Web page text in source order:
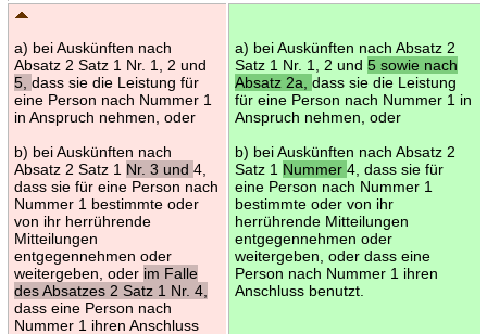
a) bei Auskünften nach
Absatz 2 Satz 1 Nr. 1, 2 und
5, dass sie die Leistung für
eine Person nach Nummer 1
in Anspruch nehmen, oder
b) bei Auskünften nach
Absatz 2 Satz 1 Nr. 3 und 4,
dass sie für eine Person nach
Nummer 1 bestimmte oder
von ihr herrührende
Mitteilungen
entgegennehmen oder
weitergeben, oder im Falle
des Absatzes 2 Satz 1 Nr. 4,
dass eine Person nach
Nummer 1 ihren Anschluss
a) bei Auskünften nach Absatz 2
Satz 1 Nr. 1, 2 und 5 sowie nach
Absatz 2a, dass sie die Leistung
für eine Person nach Nummer 1 in
Anspruch nehmen, oder
b) bei Auskünften nach Absatz 2
Satz 1 Nummer 4, dass sie für
eine Person nach Nummer 1
bestimmte oder von ihr
herrührende Mitteilungen
entgegennehmen oder
weitergeben, oder dass eine
Person nach Nummer 1 ihren
Anschluss benutzt.